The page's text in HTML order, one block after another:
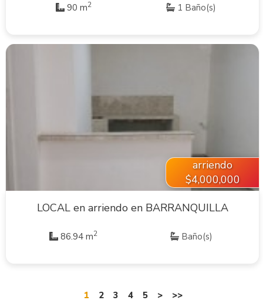
90 m2 1 Baño(s)
VER INMUEBLE
arriendo
$4,000,000
LOCAL en arriendo en BARRANQUILLA
86.94 m2 Baño(s)
1 2 3 4 5 > >>